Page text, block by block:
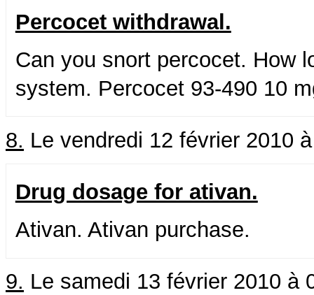
Percocet withdrawal.
Can you snort percocet. How
system. Percocet 93-490 10
8. Le vendredi 12 février 2010
Drug dosage for ativan.
Ativan. Ativan purchase.
9. Le samedi 13 février 2010 à